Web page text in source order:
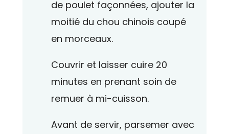
de poulet façonnées, ajouter la
moitié du chou chinois coupé
en morceaux.
Couvrir et laisser cuire 20
minutes en prenant soin de
remuer à mi-cuisson.
Avant de servir, parsemer avec